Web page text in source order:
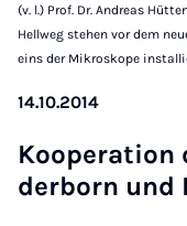
(v. l.) Prof. Dr. Andreas
Hellweg stehen vor dem
eins der Mikroskope
14.10.2014
Ko­ope­ra­ti­on
der­born und